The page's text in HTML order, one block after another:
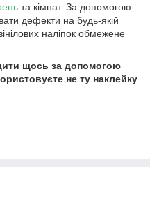
та кімнат. За допомогою
дефекти на будь-якій
наліпок обмежене
щось за допомогою
не ту наклейку